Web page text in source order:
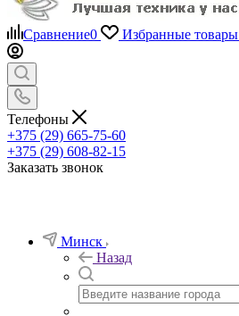
Сравнение0 Избранные товары
Телефоны
+375 (29) 665-75-60
+375 (29) 608-82-15
Заказать звонок
Минск
Назад